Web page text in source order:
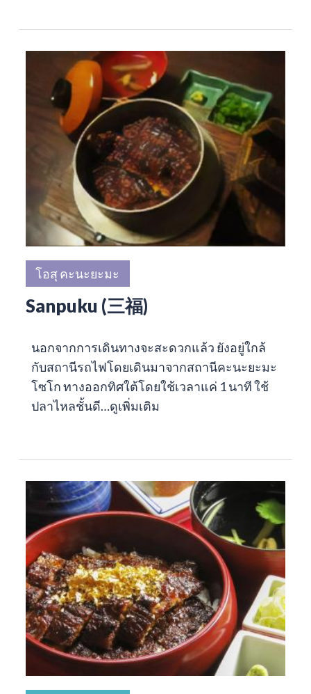
โอสุ คะนะยะมะ
Sanpuku (三福)
นอกจากการเดินทางจะสะดวกแล้ว ยังอยู่ใกล้
กับสถานีรถไฟโดยเดินมาจากสถานีคะนะยะมะ
โซโก ทางออกทิศใต้โดยใช้เวลาแค่ 1 นาที ใช้
ปลาไหลชั้นดี…ดูเพิ่มเติม